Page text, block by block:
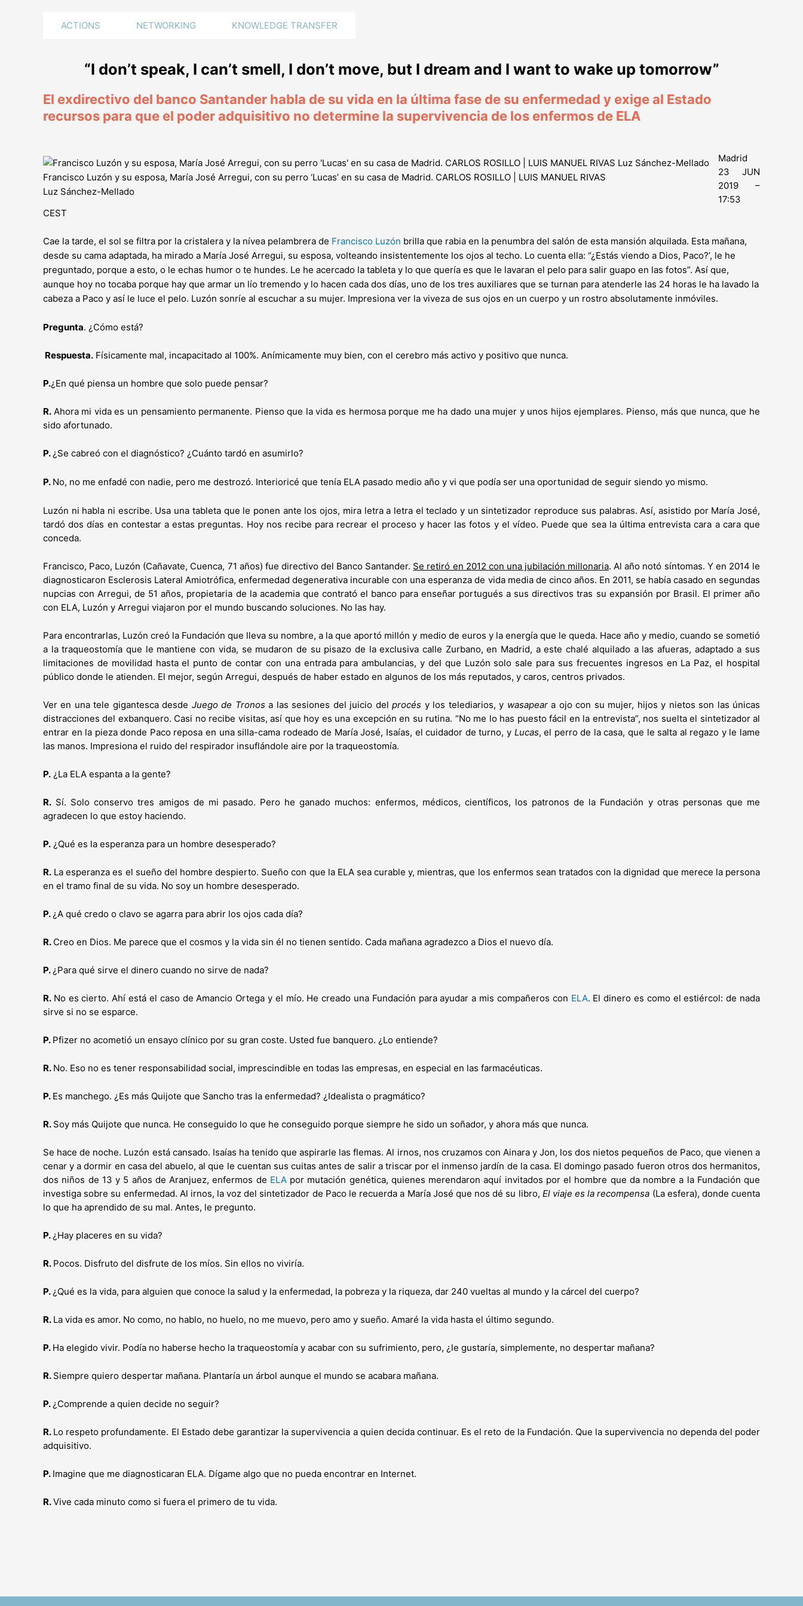
ACTIONS NETWORKING KNOWLEDGE TRANSFER
“I don’t speak, I can’t smell, I don’t move, but I dream and I want to wake up tomorrow”
El exdirectivo del banco Santander habla de su vida en la última fase de su enfermedad y exige al Estado
recursos para que el poder adquisitivo no determine la supervivencia de los enfermos de ELA
Francisco Luzón y su esposa, María José Arregui, con su perro ‘Lucas’ en su casa de Madrid. CARLOS ROSILLO | LUIS MANUEL RIVAS
Luz Sánchez-Mellado
Madrid
23 JUN
2019 –
17:53
CEST
Cae la tarde, el sol se filtra por la cristalera y la nívea pelambrera de Francisco Luzón brilla que rabia en la penumbra del salón de esta mansión alquilada. Esta mañana,
desde su cama adaptada, ha mirado a María José Arregui, su esposa, volteando insistentemente los ojos al techo. Lo cuenta ella: “¿Estás viendo a Dios, Paco?’, le he
preguntado, porque a esto, o le echas humor o te hundes. Le he acercado la tableta y lo que quería es que le lavaran el pelo para salir guapo en las fotos”. Así que,
aunque hoy no tocaba porque hay que armar un lío tremendo y lo hacen cada dos días, uno de los tres auxiliares que se turnan para atenderle las 24 horas le ha lavado la
cabeza a Paco y así le luce el pelo. Luzón sonríe al escuchar a su mujer. Impresiona ver la viveza de sus ojos en un cuerpo y un rostro absolutamente inmóviles.
Pregunta. ¿Cómo está?
Respuesta. Físicamente mal, incapacitado al 100%. Anímicamente muy bien, con el cerebro más activo y positivo que nunca.
P.¿En qué piensa un hombre que solo puede pensar?
R. Ahora mi vida es un pensamiento permanente. Pienso que la vida es hermosa porque me ha dado una mujer y unos hijos ejemplares. Pienso, más que nunca, que he
sido afortunado.
P.¿Se cabreó con el diagnóstico? ¿Cuánto tardó en asumirlo?
P. No, no me enfadé con nadie, pero me destrozó. Interioricé que tenía ELA pasado medio año y vi que podía ser una oportunidad de seguir siendo yo mismo.
Luzón ni habla ni escribe. Usa una tableta que le ponen ante los ojos, mira letra a letra el teclado y un sintetizador reproduce sus palabras. Así, asistido por María José,
tardó dos días en contestar a estas preguntas. Hoy nos recibe para recrear el proceso y hacer las fotos y el vídeo. Puede que sea la última entrevista cara a cara que
conceda.
Francisco, Paco, Luzón (Cañavate, Cuenca, 71 años) fue directivo del Banco Santander. Se retiró en 2012 con una jubilación millonaria. Al año notó síntomas. Y en 2014 le
diagnosticaron Esclerosis Lateral Amiotrófica, enfermedad degenerativa incurable con una esperanza de vida media de cinco años. En 2011, se había casado en segundas
nupcias con Arregui, de 51 años, propietaria de la academia que contrató el banco para enseñar portugués a sus directivos tras su expansión por Brasil. El primer año
con ELA, Luzón y Arregui viajaron por el mundo buscando soluciones. No las hay.
Para encontrarlas, Luzón creó la Fundación que lleva su nombre, a la que aportó millón y medio de euros y la energía que le queda. Hace año y medio, cuando se sometió
a la traqueostomía que le mantiene con vida, se mudaron de su pisazo de la exclusiva calle Zurbano, en Madrid, a este chalé alquilado a las afueras, adaptado a sus
limitaciones de movilidad hasta el punto de contar con una entrada para ambulancias, y del que Luzón solo sale para sus frecuentes ingresos en La Paz, el hospital
público donde le atienden. El mejor, según Arregui, después de haber estado en algunos de los más reputados, y caros, centros privados.
Ver en una tele gigantesca desde Juego de Tronosa las sesiones del juicio delprocés y los telediarios, y wasapeara ojo con su mujer, hijos y nietos son las únicas
distracciones del exbanquero. Casi no recibe visitas, así que hoy es una excepción en su rutina. “No me lo has puesto fácil en la entrevista”, nos suelta el sintetizador al
entrar en la pieza donde Paco reposa en una silla-cama rodeado de María José, Isaías, el cuidador de turno, y Lucas, el perro de la casa, que le salta al regazo y le lame
las manos. Impresiona el ruido del respirador insuflándole aire por la traqueostomía.
P. ¿La ELA espanta a la gente?
R. Sí. Solo conservo tres amigos de mi pasado. Pero he ganado muchos: enfermos, médicos, científicos, los patronos de la Fundación y otras personas que me
agradecen lo que estoy haciendo.
P. ¿Qué es la esperanza para un hombre desesperado?
R. La esperanza es el sueño del hombre despierto. Sueño con que la ELA sea curable y, mientras, que los enfermos sean tratados con la dignidad que merece la persona
en el tramo final de su vida. No soy un hombre desesperado.
P.¿A qué credo o clavo se agarra para abrir los ojos cada día?
R. Creo en Dios. Me parece que el cosmos y la vida sin él no tienen sentido. Cada mañana agradezco a Dios el nuevo día.
P.¿Para qué sirve el dinero cuando no sirve de nada?
R. No es cierto. Ahí está el caso de Amancio Ortega y el mío. He creado una Fundación para ayudar a mis compañeros con ELA. El dinero es como el estiércol: de nada
sirve si no se esparce.
P. Pfizer no acometió un ensayo clínico por su gran coste. Usted fue banquero. ¿Lo entiende?
R. No. Eso no es tener responsabilidad social, imprescindible en todas las empresas, en especial en las farmacéuticas.
P. Es manchego. ¿Es más Quijote que Sancho tras la enfermedad? ¿Idealista o pragmático?
R. Soy más Quijote que nunca. He conseguido lo que he conseguido porque siempre he sido un soñador, y ahora más que nunca.
Se hace de noche. Luzón está cansado. Isaías ha tenido que aspirarle las flemas. Al irnos, nos cruzamos con Ainara y Jon, los dos nietos pequeños de Paco, que vienen a
cenar y a dormir en casa del abuelo, al que le cuentan sus cuitas antes de salir a triscar por el inmenso jardín de la casa. El domingo pasado fueron otros dos hermanitos,
dos niños de 13 y 5 años de Aranjuez, enfermos de ELApor mutación genética, quienes merendaron aquí invitados por el hombre que da nombre a la Fundación que
investiga sobre su enfermedad. Al irnos, la voz del sintetizador de Paco le recuerda a María José que nos dé su libro, El viaje es la recompensa (La esfera), donde cuenta
lo que ha aprendido de su mal. Antes, le pregunto.
P.¿Hay placeres en su vida?
R. Pocos. Disfruto del disfrute de los míos. Sin ellos no viviría.
P.¿Qué es la vida, para alguien que conoce la salud y la enfermedad, la pobreza y la riqueza, dar 240 vueltas al mundo y la cárcel del cuerpo?
R. La vida es amor. No como, no hablo, no huelo, no me muevo, pero amo y sueño. Amaré la vida hasta el último segundo.
P. Ha elegido vivir. Podía no haberse hecho la traqueostomía y acabar con su sufrimiento, pero, ¿le gustaría, simplemente, no despertar mañana?
R. Siempre quiero despertar mañana. Plantaría un árbol aunque el mundo se acabara mañana.
P.¿Comprende a quien decide no seguir?
R. Lo respeto profundamente. El Estado debe garantizar la supervivencia a quien decida continuar. Es el reto de la Fundación. Que la supervivencia no dependa del poder
adquisitivo.
P. Imagine que me diagnosticaran ELA. Dígame algo que no pueda encontrar en Internet.
R.Vive cada minuto como si fuera el primero de tu vida.